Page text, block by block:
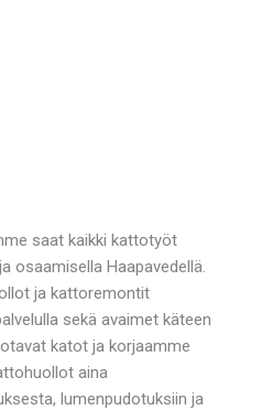
saat kaikki kattotyöt
osaamisella Haapavedellä.
ja kattoremontit
sekä avaimet käteen
katot ja korjaamme
aina
lumenpudotuksiin ja